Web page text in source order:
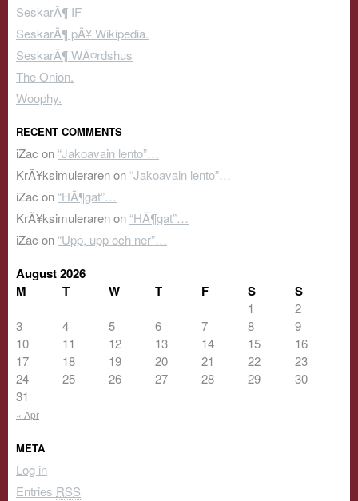
SeskarÃ¶ IF
SeskarÃ¶ pÃ¥ Wikipedia.
SeskarÃ¶ WÃ¤rdshus
The Onion.
Woophy.
RECENT COMMENTS
iZac on “Jakoavain lento”…
KrÃ¥ksimulerarenon “Jakoavain lento”…
iZac on “HÃ¶gat”…
KrÃ¥ksimulerarenon “HÃ¶gat”…
iZac on “Upp, upp och ner”…
August 2026
M
T W T F S S
« Apr
1
2
3
4 5 6 7 8
9
10
11 12 13 14 15
16
17
18 19 20 21 22
23
24
25 26 27 28 29
30
31
META
Log in
Entries RSS